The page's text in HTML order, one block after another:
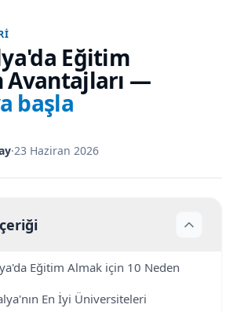
Eğitim
Avantajları —
başla
·23 Haziran 2026
Eğitim Almak için 10 Neden
En İyi Üniversiteleri